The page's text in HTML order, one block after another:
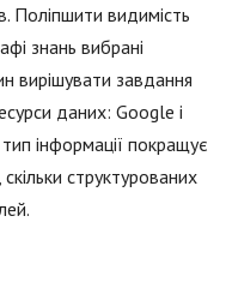
Поліпшити видимість
знань вибрані
вирішувати завдання
даних: Google і
інформації покращує
структурованих